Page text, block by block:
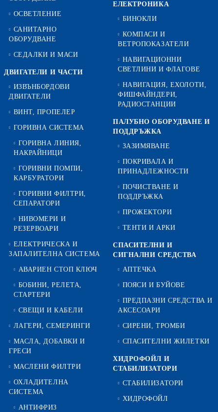
ОСВЕТЛЕНИЕ
САНИТАРНО
ОБОРУДВАНЕ
СЕДАЛКИ И МАСИ
ДВИГАТЕЛИ И ЧАСТИ
ИЗВЪНБОРДОВИ
ДВИГАТЕЛИ
ВИНТ, ПРОПЕЛЕР
ГОРИВНА СИСТЕМА
ГОРИВНА ЛИНИЯ,
НАКРАЙНИЦИ
ГОРИВНИ ПОМПИ,
КАРБУРАТОРИ
ГОРИВНИ ФИЛТРИ,
СЕПАРАТОРИ
НИВОМЕРИ И
РЕЗЕРВОАРИ
ЕЛЕКТРИЧЕСКА И
ЗАПАЛИТЕЛНА СИСТЕМА
АВАРИЕН СТОП КЛЮЧ
БОБИНИ, РЕЛЕТА,
СТАРТЕРИ
СВЕЩИ И КАБЕЛИ
ЛАГЕРИ, СЕМЕРИНГИ
МАСЛА, ДОБАВКИ И
ГРЕСИ
МАСЛЕНИ ФИЛТРИ
ОХЛАДИТЕЛНА
СИСТЕМА
АНТИФРИЗ
ЕЛЕКТРОНИКА
БИНОКЛИ
КОМПАСИ И
ВЕТРОПОКАЗАТЕЛИ
НАВИГАЦИОННИ
СВЕТЛИНИ И ФЛАГОВЕ
НАВИГАЦИЯ, ЕХОЛОТИ,
ФИШФАЙНДЕРИ,
РАДИОСТАНЦИИ
ПАЛУБНО ОБОРУДВАНЕ И
ПОДДРЪЖКА
ЗАЗИМЯВАНЕ
ПОКРИВАЛА И
ПРИНАДЛЕЖНОСТИ
ПОЧИСТВАНЕ И
ПОДДРЪЖКА
ПРОЖЕКТОРИ
ТЕНТИ И АРКИ
СПАСИТЕЛНИ И
СИГНАЛНИ СРЕДСТВА
АПТЕЧКА
ПОЯСИ И БУЙОВЕ
ПРЕДПАЗНИ СРЕДСТВА И
АКСЕСОАРИ
СИРЕНИ, ТРОМБИ
СПАСИТЕЛНИ ЖИЛЕТКИ
ХИДРОФОЙЛ И
СТАБИЛИЗАТОРИ
СТАБИЛИЗАТОРИ
ХИДРОФОЙЛ